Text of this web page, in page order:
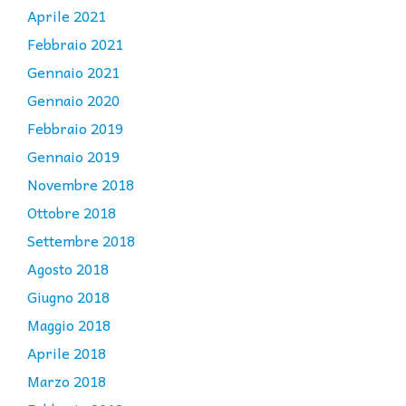
Aprile 2021
Febbraio 2021
Gennaio 2021
Gennaio 2020
Febbraio 2019
Gennaio 2019
Novembre 2018
Ottobre 2018
Settembre 2018
Agosto 2018
Giugno 2018
Maggio 2018
Aprile 2018
Marzo 2018